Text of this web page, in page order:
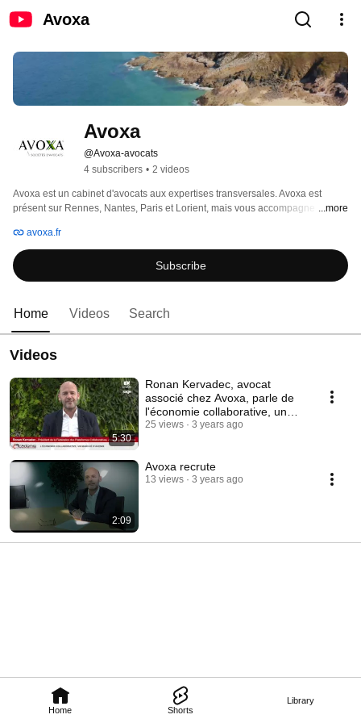
Avoxa
Home Shorts
Library
Avoxa
@Avoxa-avocats
4 subscribers • 2 videos
Avoxa est un cabinet d'avocats aux expertises transversales. Avoxa est
présent sur Rennes, Nantes, Paris et Lorient, mais vous accompagne
Le cabinet a 8 pôles de compétences, parmi lesquelles le droit des affaires,
le droit fiscal, le droit de la propriété intellectuelle, le droit du travail, le droit
des sociétés, le droit public, et le droit privé et patrimonial.
...more
avoxa.fr
Subscribe
Home Videos Search
Videos
5:30
Ronan Kervadec, avocat
associé chez Avoxa, parle de
l'économie collaborative, un
marché d'avenir.
25 views 3 years ago
2:09
Avoxa recrute
13 views 3 years ago